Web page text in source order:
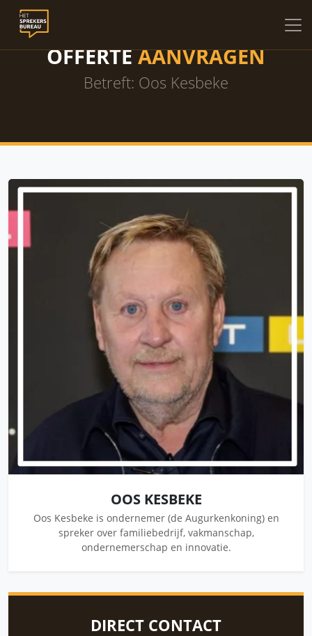
OFFERTEAANVRAGEN
Betreft: Oos Kesbeke
OOS KESBEKE
Oos Kesbeke is ondernemer (de Augurkenkoning) en
spreker over familiebedrijf, vakmanschap,
ondernemerschap en innovatie.
DIRECT CONTACT